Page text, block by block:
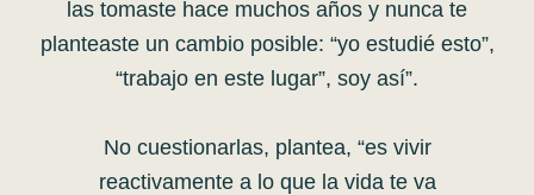
las tomaste hace muchos años y nunca te
planteaste un cambio posible: “yo estudié esto”,
“trabajo en este lugar”, soy así”.
No cuestionarlas, plantea, “es vivir
reactivamente a lo que la vida te va